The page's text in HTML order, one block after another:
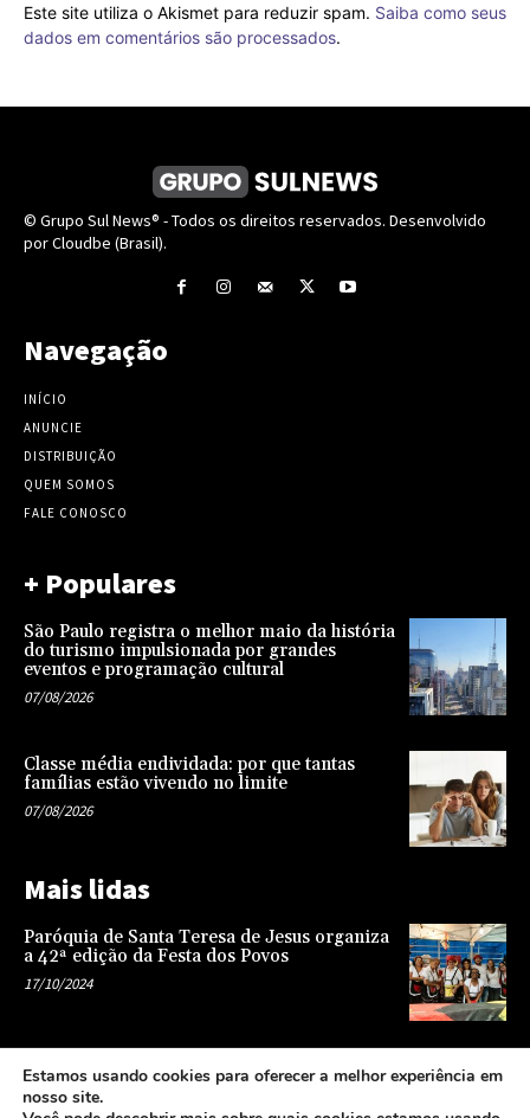
Este site utiliza o Akismet para reduzir spam. Saiba como seus
dados em comentários são processados.
© Grupo Sul News® - Todos os direitos reservados. Desenvolvido
por Cloudbe (Brasil).
Navegação
INÍCIO
ANUNCIE
DISTRIBUIÇÃO
QUEM SOMOS
FALE CONOSCO
+ Populares
São Paulo registra o melhor maio da história
do turismo impulsionada por grandes
eventos e programação cultural
07/08/2026
Classe média endividada: por que tantas
famílias estão vivendo no limite
07/08/2026
Mais lidas
Paróquia de Santa Teresa de Jesus organiza
a 42ª edição da Festa dos Povos
17/10/2024
Representatividade na infância: o papel da
escola na formação de uma sociedade mais
justa e equitativa
Estamos usando cookies para oferecer a melhor experiência em
nosso site.